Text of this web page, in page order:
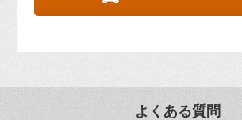
よくある質問